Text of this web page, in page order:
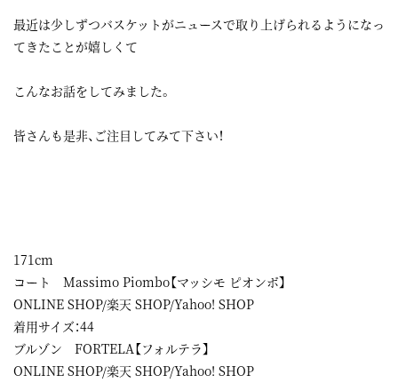
最近は少しずつバスケットがニュースで取り上げられるようになっ
てきたことが嬉しくて
こんなお話をしてみました。
皆さんも是非、ご注目してみて下さい！
171cm
コート Massimo Piombo【マッシモ ピオンボ】
ONLINE SHOP/楽天 SHOP/Yahoo! SHOP
着用サイズ：44
ブルゾン FORTELA【フォルテラ】
ONLINE SHOP/楽天 SHOP/Yahoo! SHOP